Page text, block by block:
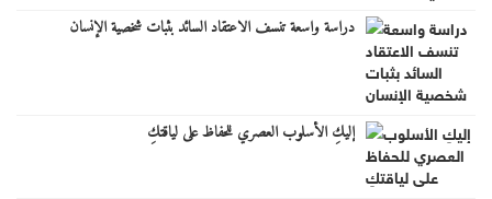
دراسة واسعة تنسف الاعتقاد السائد بثبات شخصية الإنسان
إليكِ الأسلوب العصري للحفاظ على لياقتكِ